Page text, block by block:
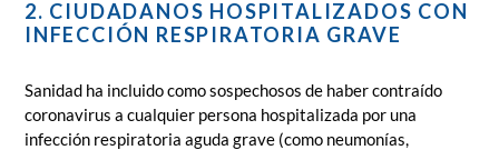
2. CIUDADANOS HOSPITALIZADOS CON
INFECCIÓN RESPIRATORIA GRAVE
Sanidad ha incluido como sospechosos de haber contraído
coronavirus a cualquier persona hospitalizada por una
infección respiratoria aguda grave (como neumonías,